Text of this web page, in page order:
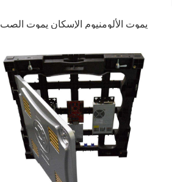
يموت الألومنيوم الإسكان يموت الصب